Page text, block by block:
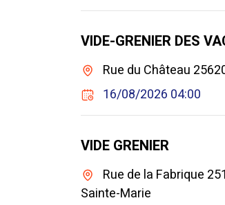
VIDE-GRENIER DES
Rue du Château
16/08/2026 04:00
VIDE GRENIER
Rue de la Fabrique
Sainte-Marie